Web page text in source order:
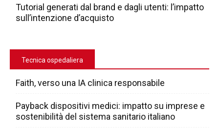
Tutorial generati dal brand e dagli utenti: l’impatto
sull’intenzione d’acquisto
Tecnica ospedaliera
Faith, verso una IA clinica responsabile
Payback dispositivi medici: impatto su imprese e
sostenibilità del sistema sanitario italiano